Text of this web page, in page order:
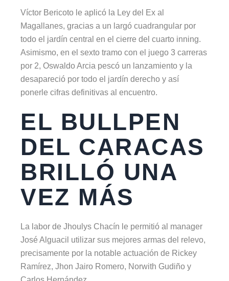
Víctor Bericoto le aplicó la Ley del Ex al
Magallanes, gracias a un largó cuadrangular por
todo el jardín central en el cierre del cuarto inning.
Asimismo, en el sexto tramo con el juego 3 carreras
por 2, Oswaldo Arcia pescó un lanzamiento y la
desapareció por todo el jardín derecho y así
ponerle cifras definitivas al encuentro.
EL BULLPEN
DEL CARACAS
BRILLÓ UNA
VEZ MÁS
La labor de Jhoulys Chacín le permitió al manager
José Alguacil utilizar sus mejores armas del relevo,
precisamente por la notable actuación de Rickey
Ramírez, Jhon Jairo Romero, Norwith Gudiño y